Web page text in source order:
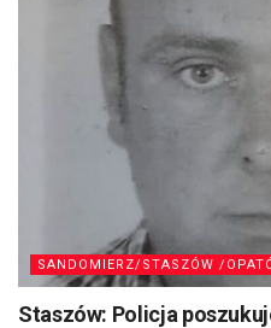
SANDOMIERZ/STASZÓW /
Staszów: Policja